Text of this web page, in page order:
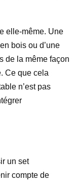
elle-même. Une
bois ou d’une
de la même façon
Ce que cela
n’est pas
un set
compte de